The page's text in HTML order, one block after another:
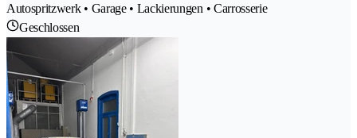
Autospritzwerk • Garage • Lackierungen • Carrosserie
Geschlossen